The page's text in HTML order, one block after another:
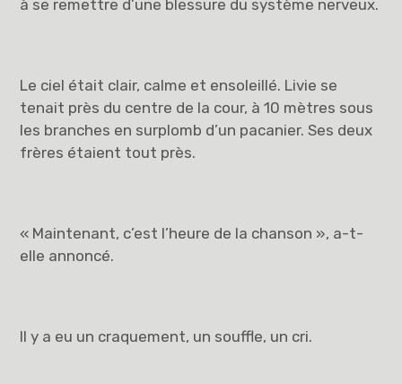
à se remettre d’une blessure du système nerveux.
Le ciel était clair, calme et ensoleillé. Livie se
tenait près du centre de la cour, à 10 mètres sous
les branches en surplomb d’un pacanier. Ses deux
frères étaient tout près.
« Maintenant, c’est l’heure de la chanson », a-t-
elle annoncé.
Il y a eu un craquement, un souffle, un cri.